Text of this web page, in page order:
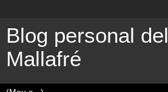
Blog personal
Mallafré